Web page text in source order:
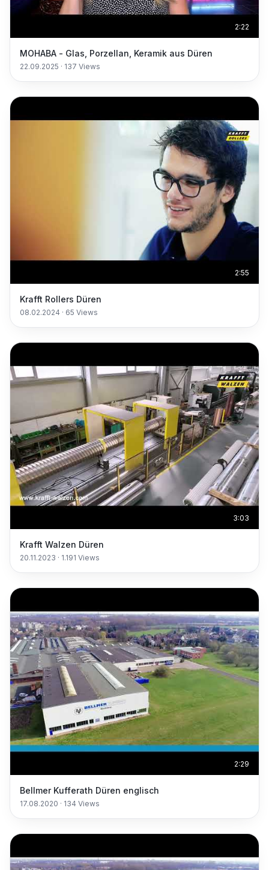
2:22
MOHABA - Glas, Porzellan, Keramik aus Düren
22.09.2025 · 137 Views
2:55
Krafft Rollers Düren
08.02.2024 · 65 Views
3:03
Krafft Walzen Düren
20.11.2023 · 1.191 Views
2:29
Bellmer Kufferath Düren englisch
17.08.2020 · 134 Views